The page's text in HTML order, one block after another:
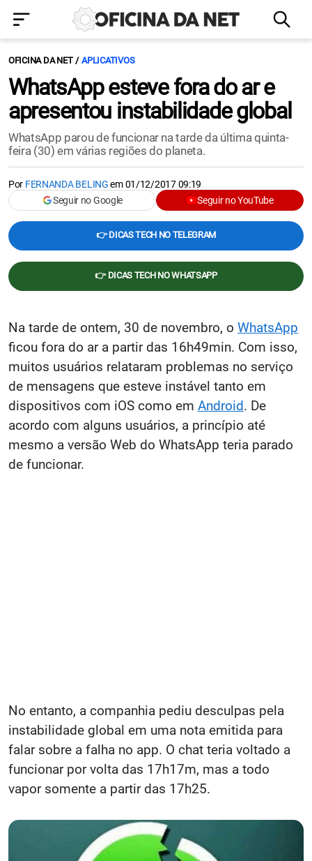
OFICINA DA NET APLICATIVOS
WhatsApp esteve fora do ar e
apresentou instabilidade global
WhatsApp parou de funcionar na tarde da última quinta-
feira (30) em várias regiões do planeta.
Por FERNANDA BELINGem01/12/2017 09:19
Seguir no Google
Seguir no YouTube
👉 DICAS TECH NO TELEGRAM
👉 DICAS TECH NO WHATSAPP
Na tarde de ontem, 30 de novembro, o WhatsApp
ficou fora do ar a partir das 16h49min. Com isso,
muitos usuários relataram problemas no serviço
de mensagens que esteve instável tanto em
dispositivos com iOS como em Android. De
acordo com alguns usuários, a princípio até
mesmo a versão Web do WhatsApp teria parado
de funcionar.
No entanto, a companhia pediu desculpas pela
instabilidade global em uma nota emitida para
falar sobre a falha no app. O chat teria voltado a
funcionar por volta das 17h17m, mas a todo
vapor somente a partir das 17h25.